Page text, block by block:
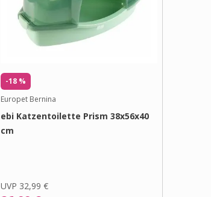
-18 %
Europet Bernina
ebi Katzentoilette Prism 38x56x40
cm
UVP 32,99 €